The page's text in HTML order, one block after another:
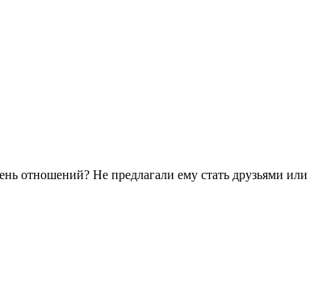
отношений? Не предлагали ему стать друзьями или